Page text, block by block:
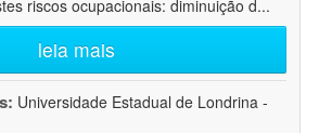
riscos ocupacionais: diminuição d...
leia mais
Universidade Estadual de Londrina -